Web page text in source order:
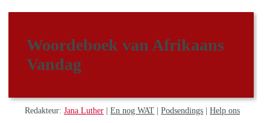
Woordeboek van Afrikaans
Vandag
Redakteur:Jana Luther |En nog WAT |Podsendings |Help ons